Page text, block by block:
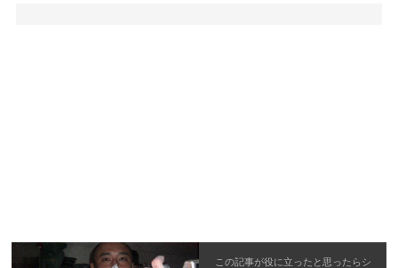
この記事が役に立ったと思ったらシ